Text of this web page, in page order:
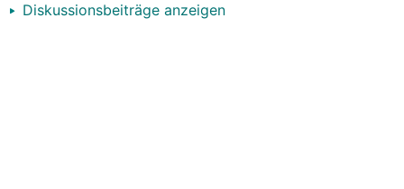
Diskussionsbeiträge anzeigen